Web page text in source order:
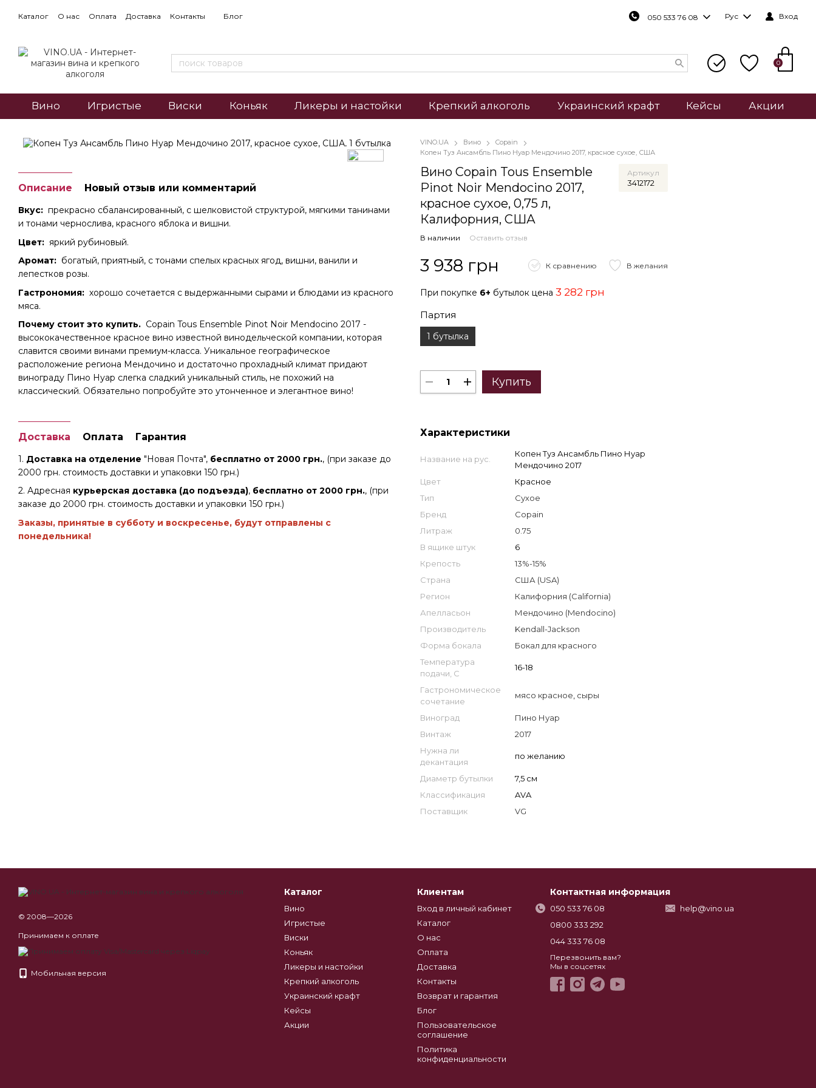
Каталог О нас Оплата Доставка Контакты Блог 050 533 76 08 Рус Вход
0
Вино Игристые Виски Коньяк Ликеры и настойки Крепкий алкоголь Украинский крафт Кейсы Акции
Описание Новый отзыв или комментарий
Вкус: прекрасно сбалансированный, с шелковистой структурой, мягкими танинами
и тонами чернослива, красного яблока и вишни.
Цвет: яркий рубиновый.
Аромат: богатый, приятный, с тонами спелых красных ягод, вишни, ванили и
лепестков розы.
Гастрономия: хорошо сочетается с выдержанными сырами и блюдами из красного
мяса.
Почему стоит это купить. Copain Tous Ensemble Pinot Noir Mendocino 2017 -
высококачественное красное вино известной винодельческой компании, которая
славится своими винами премиум-класса. Уникальное географическое
расположение региона Мендочино и достаточно прохладный климат придают
винограду Пино Нуар слегка сладкий уникальный стиль, не похожий на
классический. Обязательно попробуйте это утонченное и элегантное вино!
Доставка Оплата Гарантия
1. Доставка на отделение "Новая Почта", бесплатно от 2000 грн., (при заказе до
2000 грн. стоимость доставки и упаковки 150 грн.)
2. Адресная курьерская доставка (до подъезда), бесплатно от 2000 грн., (при
заказе до 2000 грн. стоимость доставки и упаковки 150 грн.)
Заказы, принятые в субботу и воскресенье, будут отправлены с
понедельника!
VINO.UA Вино
Copain
Копен Туз Ансамбль Пино Нуар Мендочино 2017, красное сухое, США
Вино Copain Tous Ensemble
Pinot Noir Mendocino 2017,
красное сухое, 0,75 л,
Калифорния, США
Артикул
3412172
В наличии Оставить отзыв
3 938 грн К сравнению В желания
При покупке 6+ бутылок цена 3 282 грн
Партия
1 бутылка
Купить
Характеристики
Название на рус.
Копен Туз Ансамбль Пино Нуар
Мендочино 2017
Цвет
Красное
Тип
Сухое
Бренд
Copain
Литраж
0.75
В ящике штук
6
Крепость
13%-15%
Страна
США (USA)
Регион
Калифорния (California)
Апелласьон
Мендочино (Mendocino)
Производитель
Kendall-Jackson
Форма бокала
Бокал для красного
Температура
подачи, С
16-18
Гастрономическое
сочетание
мясо красное сыры
Виноград
Пино Нуар
Винтаж
2017
Нужна ли
декантация
по желанию
Диаметр бутылки
7,5 см
Классификация
AVA
Поставщик
VG
© 2008—2026
Принимаем к оплате
Мобильная версия
Каталог
Вино
Игристые
Виски
Коньяк
Ликеры и настойки
Крепкий алкоголь
Украинский крафт
Кейсы
Акции
Клиентам
Вход в личный кабинет
Каталог
О нас
Оплата
Доставка
Контакты
Возврат и гарантия
Блог
Пользовательское
соглашение
Политика
конфиденциальности
Контактная информация
050 533 76 08
0800 333 292
044 333 76 08
Перезвонить вам?
help@vino.ua
Мы в соцсетях